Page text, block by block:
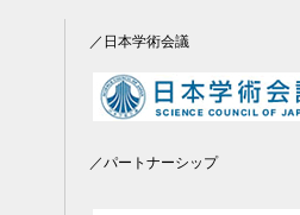
／日本学術会議
／パートナーシップ